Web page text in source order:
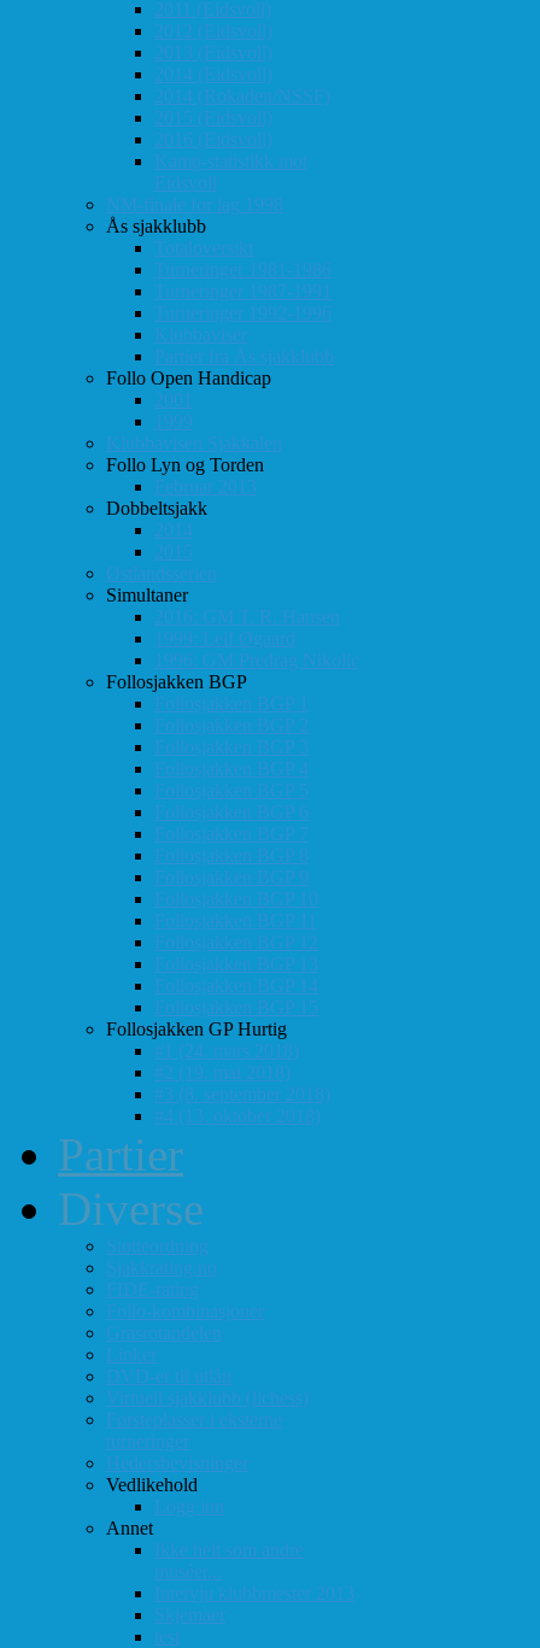
2011 (Eidsvoll)
2012 (Eidsvoll)
2013 (Eidsvoll)
2014 (Eidsvoll)
2014 (Rokaden/NSSF)
2015 (Eidsvoll)
2016 (Eidsvoll)
Kamp-statistikk mot
Eidsvoll
NM-finale for lag 1998
Ås sjakklubb
Totaloversikt
Turneringer 1981-1986
Turneringer 1987-1991
Turneringer 1992-1996
Klubbaviser
Partier fra Ås sjakklubb
Follo Open Handicap
2001
1999
Klubbavisen Sjakkalen
Follo Lyn og Torden
Februar 2013
Dobbeltsjakk
2014
2015
Østlandsserien
Simultaner
2016: GM T. R. Hansen
1999: Leif Øgaard
1996: GM Predrag Nikolic
Follosjakken BGP
Follosjakken BGP 1
Follosjakken BGP 2
Follosjakken BGP 3
Follosjakken BGP 4
Follosjakken BGP 5
Follosjakken BGP 6
Follosjakken BGP 7
Follosjakken BGP 8
Follosjakken BGP 9
Follosjakken BGP 10
Follosjakken BGP 11
Follosjakken BGP 12
Follosjakken BGP 13
Follosjakken BGP 14
Follosjakken BGP 15
Follosjakken GP Hurtig
#1 (24. mars 2018)
#2 (19. mai 2018)
#3 (8. september 2018)
#4 (13. oktober 2018)
Partier
Diverse
Støtteordning
Sjakkrating.no
FIDE-rating
Follo-kombinasjoner
Grasrotandelen
Linker
DVD-er til utlån
Virtuell sjakklubb (lichess)
Førsteplasser i eksterne
turneringer
Hedersbevisninger
Vedlikehold
Logg inn
Annet
Ikke helt som andre
muséer...
Intervju klubbmester 2013
Skjemaer
test